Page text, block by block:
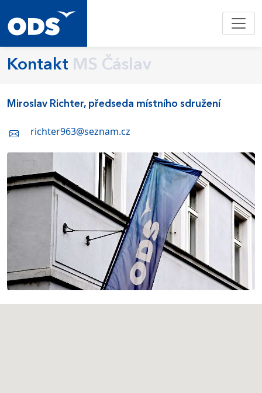
Kontakt MS Čáslav
Miroslav Richter, předseda místního sdružení
richter963@seznam.cz